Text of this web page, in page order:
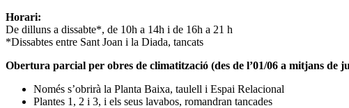
Horari:
De dilluns a dissabte*, de 10h a 14h i de 16h a 21 h
*Dissabtes entre Sant Joan i la Diada, tancats
Obertura parcial per obres de climatització (des de l’01/06 a mitjans de
Només s’obrirà la Planta Baixa, taulell i Espai Relacional
Plantes 1, 2 i 3, i els seus lavabos, romandran tancades